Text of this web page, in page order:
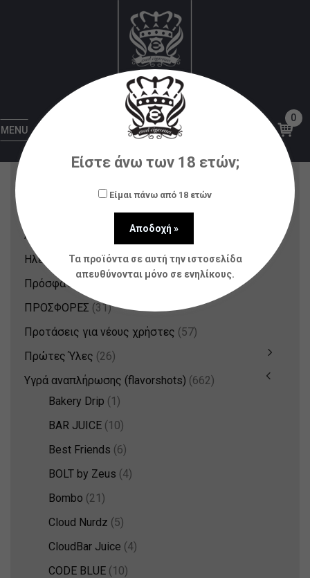
MENU
0
Strapped Reloaded
Υγρά αναπλήρωσης (flavorshots)
Strapped Reloaded
Κατηγορίες Προϊόντων
Nicotine Pouches & Strips
Ατμοποιητές
Ηλεκτρονικά Τσιγάρα (148)
Πρόσφατα Προϊόντα
(214)
ΠΡΟΣΦΟΡΕΣ (31)
Προτάσεις για νέους χρήστες (57)
Πρώτες Ύλες (26)
Υγρά αναπλήρωσης (flavorshots) (662)
Bakery Drip (1)
BAR JUICE (10)
Best Friends (6)
BOLT by Zeus (4)
Bombo (21)
Cloud Nurdz (5)
CloudBar Juice (4)
CODE BLUE (10)
Είστε άνω των 18 ετών;
Είμαι πάνω από 18 ετών
Τα προϊόντα σε αυτή την ιστοσελίδα
απευθύνονται μόνο σε ενηλίκους.